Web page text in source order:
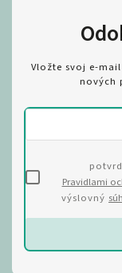
Vložte svoj e-
nových
Pravidlami
výslovný